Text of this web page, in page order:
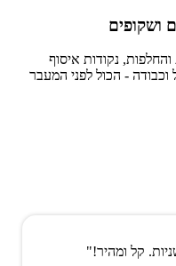
ושקופים
נקודות איסוף
וכבודה - הכול לפני המעבר
קל ומהיר!"